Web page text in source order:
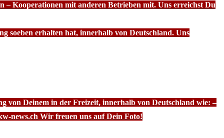
– Kooperationen mit anderen Betrieben mit. Uns erreichst Du
soeben erhalten hat, innerhalb von Deutschland. Uns
von Deinem in der Freizeit, innerhalb von Deutschland wie: –
news.ch Wir freuen uns auf Dein Foto!